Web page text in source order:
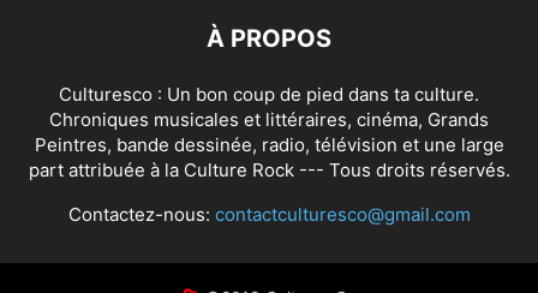
À PROPOS
Culturesco : Un bon coup de pied dans ta culture.
Chroniques musicales et littéraires, cinéma, Grands
Peintres, bande dessinée, radio, télévision et une large
part attribuée à la Culture Rock --- Tous droits réservés.
Contactez-nous: contactculturesco@gmail.com